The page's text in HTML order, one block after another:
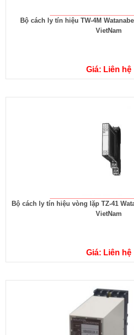
Bộ cách ly tín hiệu TW-4M
VietNam
Giá: Liên hệ
Bộ cách ly tín hiệu vòng lặp TZ-41
VietNam
Giá: Liên hệ